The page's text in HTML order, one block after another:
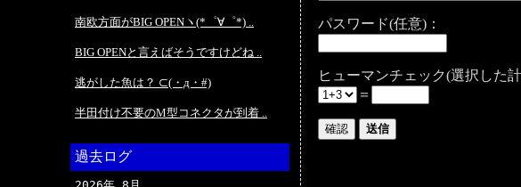
南欧方面がBIG OPENヽ(*゜∀゜*) ..
BIG OPENと言えばそうですけどね ..
逃がした魚は？ ⊂(・д・#)
半田付け不要のM型コネクタが到着 ..
過去ログ
パスワード(任意)：
ヒューマンチェック(選択した
＝